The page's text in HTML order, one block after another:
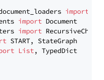
import
import
import
List, TypedDict